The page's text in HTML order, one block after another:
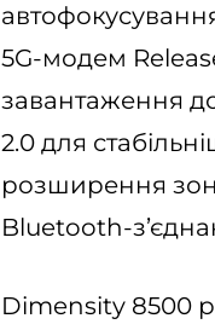
5G-модем
завантаження
2.0 для
розширення
Bluetooth-
Dimensity 8500